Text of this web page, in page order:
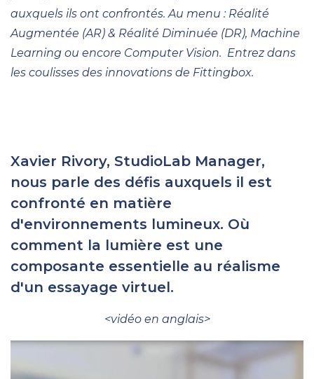
auxquels ils ont confrontés. Au menu : Réalité
Augmentée (AR) & Réalité Diminuée (DR), Machine
Learning ou encore Computer Vision. Entrez dans
les coulisses des innovations de Fittingbox.
Xavier Rivory, StudioLab Manager,
nous parle des défis auxquels il est
confronté en matière
d'environnements lumineux. Où
comment la lumière est une
composante essentielle au réalisme
d'un essayage virtuel.
<vidéo en anglais>